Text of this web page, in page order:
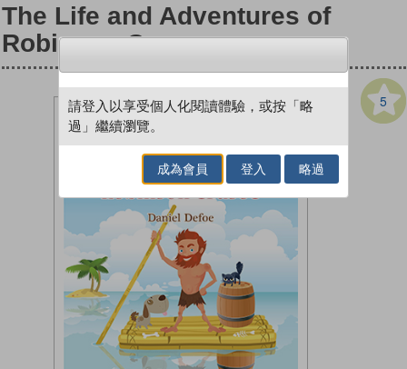
The Life and Adventures of
Robinson Crusoe
5
請登入以享受個人化閱讀體驗，或按「略
過」繼續瀏覽。
成為會員 登入 略過